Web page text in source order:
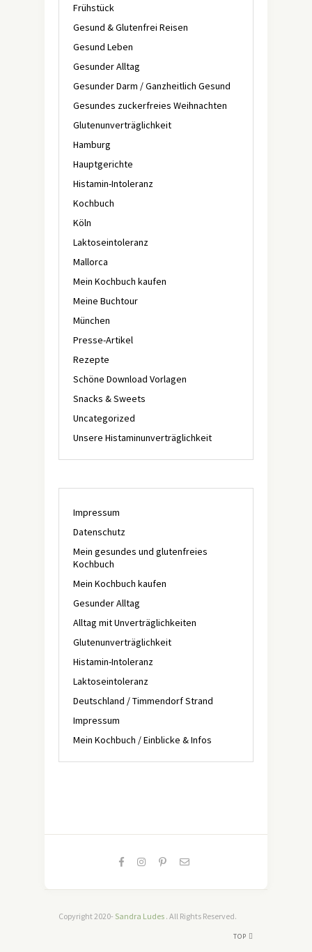
Frühstück
Gesund & Glutenfrei Reisen
Gesund Leben
Gesunder Alltag
Gesunder Darm / Ganzheitlich Gesund
Gesundes zuckerfreies Weihnachten
Glutenunverträglichkeit
Hamburg
Hauptgerichte
Histamin-Intoleranz
Kochbuch
Köln
Laktoseintoleranz
Mallorca
Mein Kochbuch kaufen
Meine Buchtour
München
Presse-Artikel
Rezepte
Schöne Download Vorlagen
Snacks & Sweets
Uncategorized
Unsere Histaminunverträglichkeit
Impressum
Datenschutz
Mein gesundes und glutenfreies
Kochbuch
Mein Kochbuch kaufen
Gesunder Alltag
Alltag mit Unverträglichkeiten
Glutenunverträglichkeit
Histamin-Intoleranz
Laktoseintoleranz
Deutschland / Timmendorf Strand
Impressum
Mein Kochbuch / Einblicke & Infos
Copyright 2020- Sandra Ludes . All Rights Reserved.
TOP